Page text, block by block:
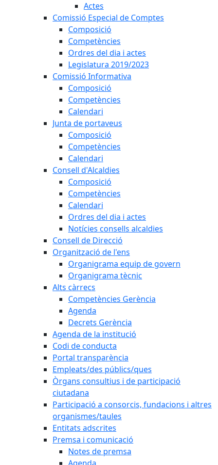
Actes
Comissió Especial de Comptes
Composició
Competències
Ordres del dia i actes
Legislatura 2019/2023
Comissió Informativa
Composició
Competències
Calendari
Junta de portaveus
Composició
Competències
Calendari
Consell d'Alcaldies
Composició
Competències
Calendari
Ordres del dia i actes
Notícies consells alcaldies
Consell de Direcció
Organització de l'ens
Organigrama equip de govern
Organigrama tècnic
Alts càrrecs
Competències Gerència
Agenda
Decrets Gerència
Agenda de la institució
Codi de conducta
Portal transparència
Empleats/des públics/ques
Òrgans consultius i de participació
ciutadana
Participació a consorcis, fundacions i altres
organismes/taules
Entitats adscrites
Premsa i comunicació
Notes de premsa